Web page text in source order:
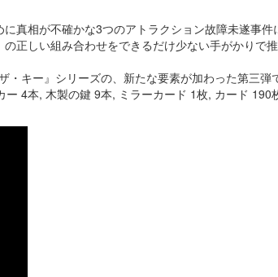
真相が不確かな3つのアトラクション故障未遂事
正しい組み合わせをできるだけ少ない手がかりで推
キー』シリーズの、新たな要素が加わった第三弾
4本, 木製の鍵 9本, ミラーカード 1枚, カード 190